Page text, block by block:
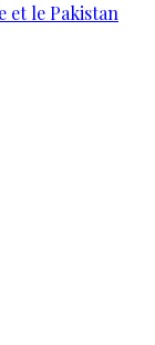
et le Pakistan